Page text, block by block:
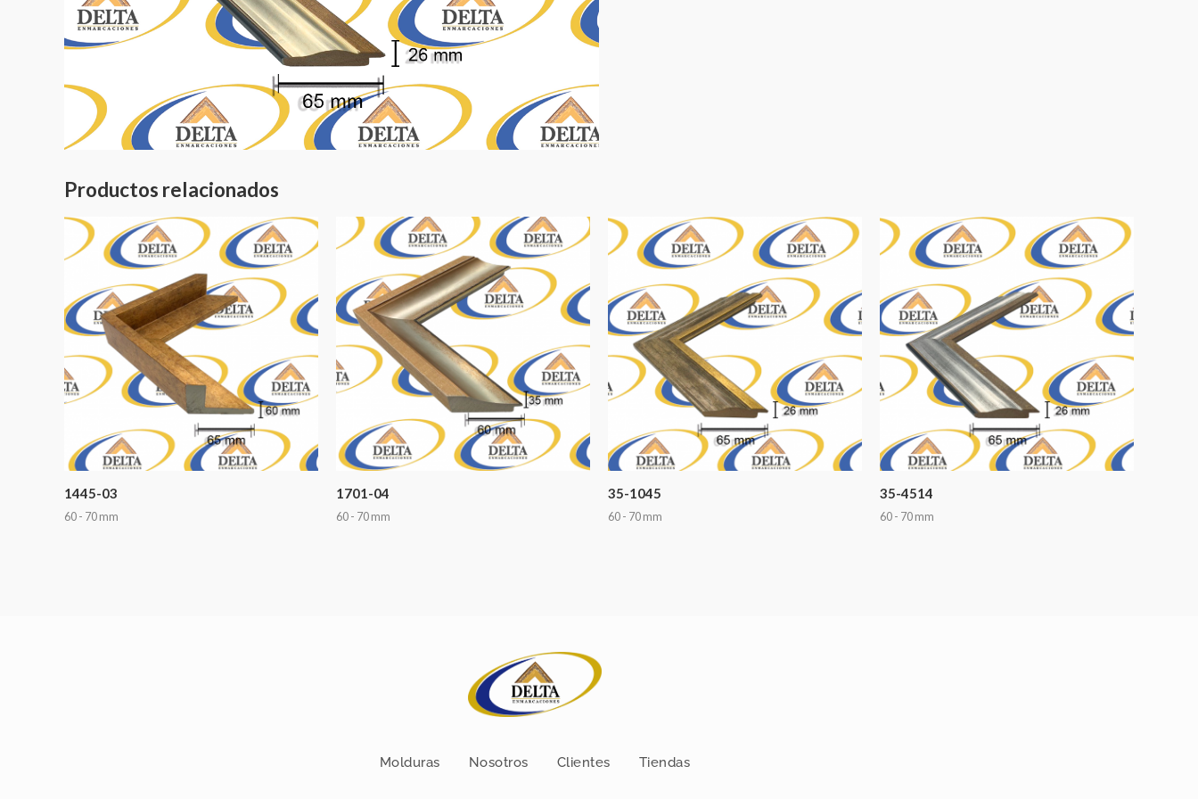
Productos relacionados
1445-03
60 - 70 mm
1701-04
60 - 70 mm
35-1045
60 - 70 mm
35-4514
60 - 70 mm
Molduras Nosotros Clientes Tiendas